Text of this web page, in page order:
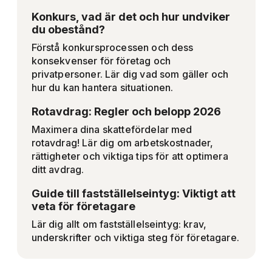
Konkurs, vad är det och hur undviker
du obestånd?
Förstå konkursprocessen och dess
konsekvenser för företag och
privatpersoner. Lär dig vad som gäller och
hur du kan hantera situationen.
Rotavdrag: Regler och belopp 2026
Maximera dina skattefördelar med
rotavdrag! Lär dig om arbetskostnader,
rättigheter och viktiga tips för att optimera
ditt avdrag.
Guide till fastställelseintyg: Viktigt att
veta för företagare
Lär dig allt om fastställelseintyg: krav,
underskrifter och viktiga steg för företagare.